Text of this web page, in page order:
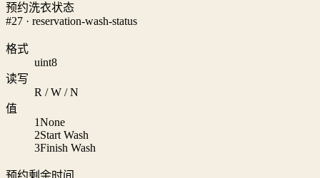
预约洗衣状态
#27 · reservation-wash-status
格式
uint8
读写
R / W / N
值
1None
2Start Wash
3Finish Wash
预约剩余时间